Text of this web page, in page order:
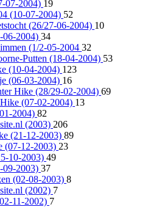
07-2004) 19
(10-07-2004) 52
(26/27-06-2004) 10
2004) 34
(1/2-05-2004 32
Putten (18-04-2004) 53
(10-04-2004) 123
(06-03-2004) 16
Hike (28/29-02-2004) 69
(07-02-2004) 13
2004) 82
(2003) 206
(21-12-2003) 89
(07-12-2003) 23
10-2003) 49
09-2003) 37
(02-08-2003) 8
(2002) 7
11-2002) 7